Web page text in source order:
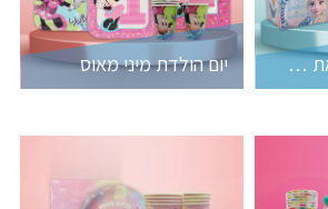
יום הולדת לשבור את הקרח יום הולדת מיני מאוס